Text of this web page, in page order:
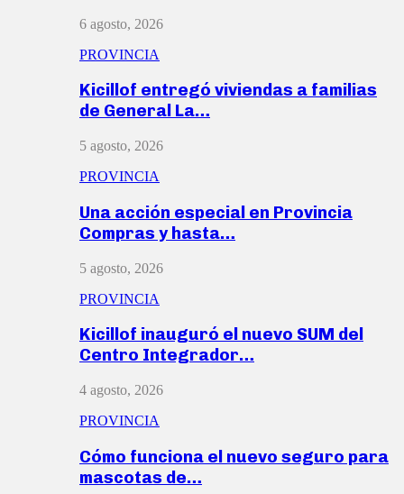
6 agosto, 2026
PROVINCIA
Kicillof entregó viviendas a familias
de General La…
5 agosto, 2026
PROVINCIA
Una acción especial en Provincia
Compras y hasta…
5 agosto, 2026
PROVINCIA
Kicillof inauguró el nuevo SUM del
Centro Integrador…
4 agosto, 2026
PROVINCIA
Cómo funciona el nuevo seguro para
mascotas de…